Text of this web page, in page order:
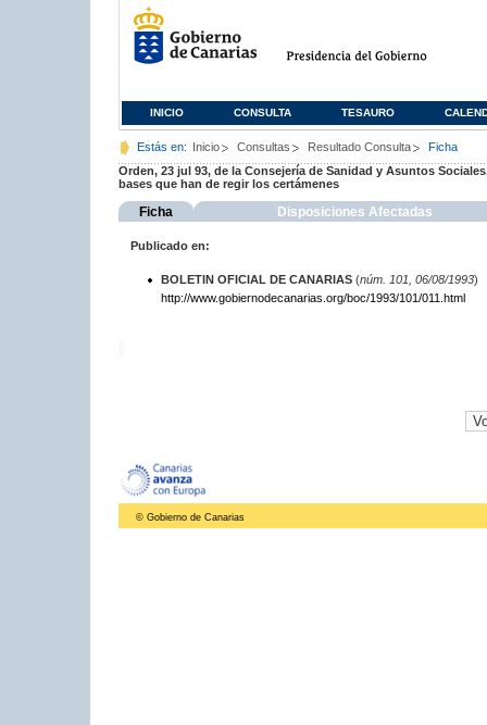
INICIO CONSULTA TESAURO
Estás en: Inicio Consultas Resultado Consulta
Ficha
Orden, 23 jul 93, de la Consejería de Sanidad y Asuntos
bases que han de regir los certámenes
Ficha Disposiciones Afectadas
Publicado en:
BOLETIN OFICIAL DE CANARIAS(núm. 101, 06/08/1993)
http://www.gobiernodecanarias.org/boc/1993/101/011.html
© Gobierno de Canarias